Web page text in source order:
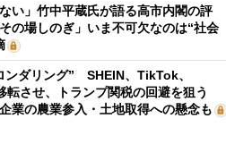
い」竹中平蔵氏が語る高市内閣の評
の場しのぎ」いま不可欠なのは“社会
ンダリング” SHEIN、TikTok、
させ、トランプ関税の回避を狙う
業の農業参入・土地取得への懸念も